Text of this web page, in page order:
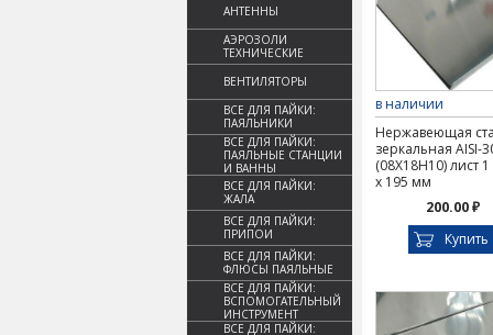
АНТЕННЫ
АЭРОЗОЛИ
ТЕХНИЧЕСКИЕ
ВЕНТИЛЯТОРЫ
ВСЕ ДЛЯ ПАЙКИ:
ПАЯЛЬНИКИ
ВСЕ ДЛЯ ПАЙКИ:
ПАЯЛЬНЫЕ СТАНЦИИ
И ВАННЫ
ВСЕ ДЛЯ ПАЙКИ:
ЖАЛА
ВСЕ ДЛЯ ПАЙКИ:
ПРИПОИ
ВСЕ ДЛЯ ПАЙКИ:
ФЛЮСЫ ПАЯЛЬНЫЕ
ВСЕ ДЛЯ ПАЙКИ:
ВСПОМОГАТЕЛЬНЫЙ
ИНСТРУМЕНТ
ВСЕ ДЛЯ ПАЙКИ:
в наличии
Нержавеющая
зеркальная AISI-
(08Х18Н10) лист 1
х 195 мм
200.00 ₽
Купить